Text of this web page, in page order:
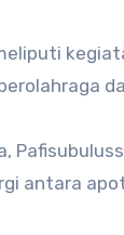
antara